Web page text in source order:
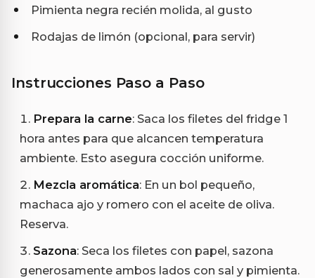
Pimienta negra recién molida, al gusto
Rodajas de limón (opcional, para servir)
Instrucciones Paso a Paso
Prepara la carne: Saca los filetes del fridge 1
hora antes para que alcancen temperatura
ambiente. Esto asegura cocción uniforme.
Mezcla aromática: En un bol pequeño,
machaca ajo y romero con el aceite de oliva.
Reserva.
Sazona: Seca los filetes con papel, sazona
generosamente ambos lados con sal y pimienta.